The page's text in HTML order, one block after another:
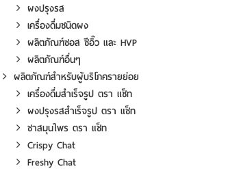
ผงปรุงรส
เครื่องดื่มชนิดผง
ผลิตภัณฑ์ซอส ซีอิ๊ว และ HVP
ผลิตภัณฑ์อื่นๆ
ผลิตภัณฑ์สำหรับผู้บริโภครายย่อย
เครื่องดื่มสำเร็จรูป ตรา แช็ท
ผงปรุงรสสำเร็จรูป ตรา แช็ท
ชาสมุนไพร ตรา แช็ท
Crispy Chat
Freshy Chat